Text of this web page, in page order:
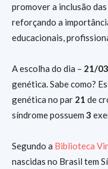
promover a inclusão
reforçando a
educacionais,
A escolha do dia – 21/03
genética. Sabe como?
genética no par 21 de
síndrome possuem 3
Segundo a Biblioteca
nascidas no Brasil tem